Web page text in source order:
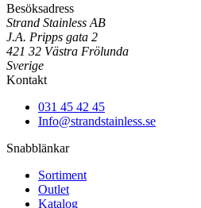
Besöksadress
Strand Stainless AB
J.A. Pripps gata 2
421 32 Västra Frölunda
Sverige
Kontakt
031 45 42 45
Info@strandstainless.se
Snabblänkar
Sortiment
Outlet
Katalog